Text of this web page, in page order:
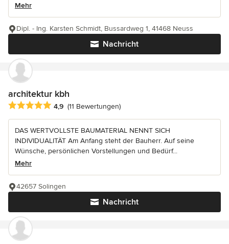
Mehr
Nachricht
Dipl. - Ing. Karsten Schmidt, Bussardweg 1, 41468 Neuss
architektur kbh
Durchschnittliche Bewertung: 4.9 von 5 Sternen
4,9 (11 Bewertungen)
DAS WERTVOLLSTE BAUMATERIAL NENNT SICH
INDIVIDUALITÄT Am Anfang steht der Bauherr. Auf seine
Wünsche, persönlichen Vorstellungen und Bedürf...
Mehr
Nachricht
42657 Solingen